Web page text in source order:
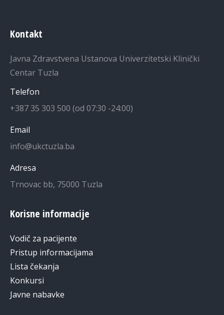
Kontakt
Javna Zdravstvena Ustanova Univerzitetski Klinički
Centar Tuzla
Telefon
+387 35 303 500 (od 07:30 -24:00)
Email
info@ukctuzla.ba
Adresa
Trnovac bb, 75000 Tuzla
Korisne informacije
Vodič za pacijente
Pristup informacijama
Lista čekanja
Konkursi
Javne nabavke